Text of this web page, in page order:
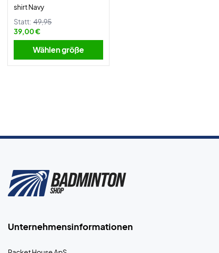
shirt Navy
Statt: 49,95
39,00 €
Wählen größe
Unternehmensinformationen